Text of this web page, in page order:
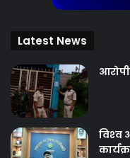
Latest News
विश्‍व